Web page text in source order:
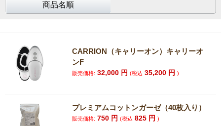
商品名順
CARRION（キャリーオン）キャリーオ
ンF
販売価格: 32,000 円(税込 35,200 円)
プレミアムコットンガーゼ（40枚入り）
販売価格: 750 円(税込 825 円)